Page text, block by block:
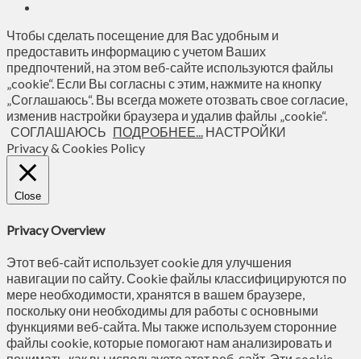
Чтобы сделать посещение для Вас удобным и
предоставить информацию с учетом Ваших
предпочтений, на этом веб-сайте используются файлы
„cookie“. Если Вы согласны с этим, нажмите на кнопку
„Соглашаюсь“. Вы всегда можете отозвать свое согласие,
изменив настройки браузера и удалив файлы „cookie“.
СОГЛАШАЮСЬ ПОДРОБНЕЕ... НАСТРОЙКИ
Privacy & Cookies Policy
Close
Privacy Overview
Этот веб-сайт использует cookie для улучшения
навигации по сайту. Сookie файлы классифицируются по
мере необходимости, хранятся в вашем браузере,
поскольку они необходимы для работы с основными
функциями веб-сайта. Мы также используем сторонние
файлы cookie, которые помогают нам анализировать и